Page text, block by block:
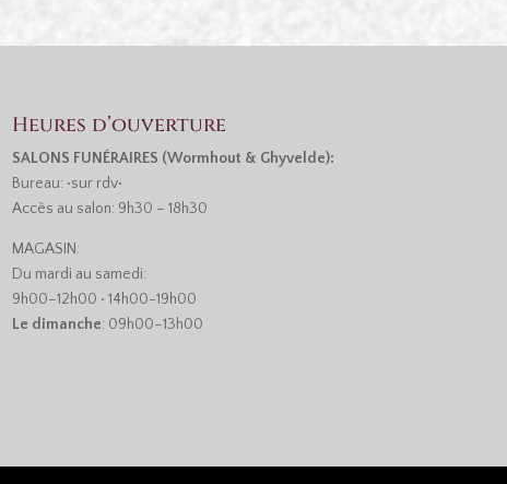
Heures d’ouverture
SALONS FUNÉRAIRES (Wormhout & Ghyvelde):
Bureau: •sur rdv•
Accès au salon: 9h30 – 18h30
MAGASIN:
Du mardi au samedi:
9h00–12h00 • 14h00-19h00
Le dimanche: 09h00–13h00